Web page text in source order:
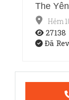
The
Hẻm
27138
Đã